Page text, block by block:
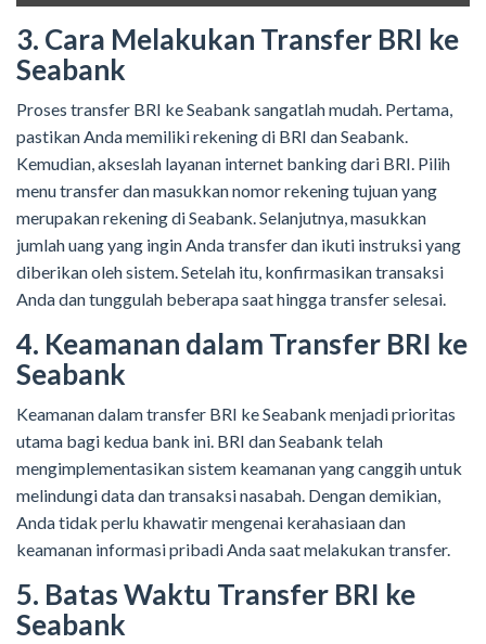
3. Cara Melakukan Transfer BRI ke
Seabank
Proses transfer BRI ke Seabank sangatlah mudah. Pertama,
pastikan Anda memiliki rekening di BRI dan Seabank.
Kemudian, akseslah layanan internet banking dari BRI. Pilih
menu transfer dan masukkan nomor rekening tujuan yang
merupakan rekening di Seabank. Selanjutnya, masukkan
jumlah uang yang ingin Anda transfer dan ikuti instruksi yang
diberikan oleh sistem. Setelah itu, konfirmasikan transaksi
Anda dan tunggulah beberapa saat hingga transfer selesai.
4. Keamanan dalam Transfer BRI ke
Seabank
Keamanan dalam transfer BRI ke Seabank menjadi prioritas
utama bagi kedua bank ini. BRI dan Seabank telah
mengimplementasikan sistem keamanan yang canggih untuk
melindungi data dan transaksi nasabah. Dengan demikian,
Anda tidak perlu khawatir mengenai kerahasiaan dan
keamanan informasi pribadi Anda saat melakukan transfer.
5. Batas Waktu Transfer BRI ke
Seabank